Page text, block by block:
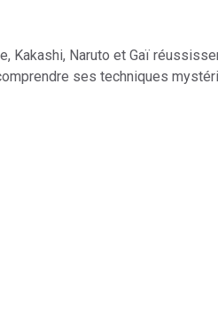
Kakashi, Naruto et Gaï
ses techniques